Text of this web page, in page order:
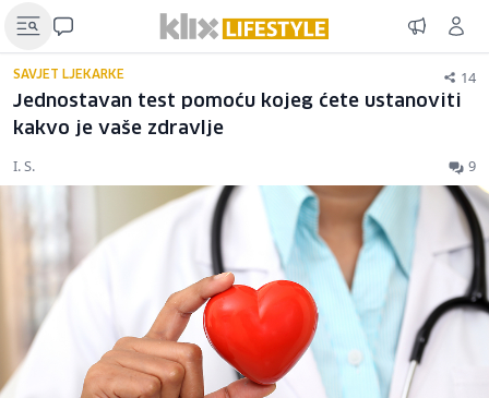
SAVJET LJEKARKE 14
Jednostavan test pomoću kojeg ćete ustanoviti
kakvo je vaše zdravlje
I. S. 9